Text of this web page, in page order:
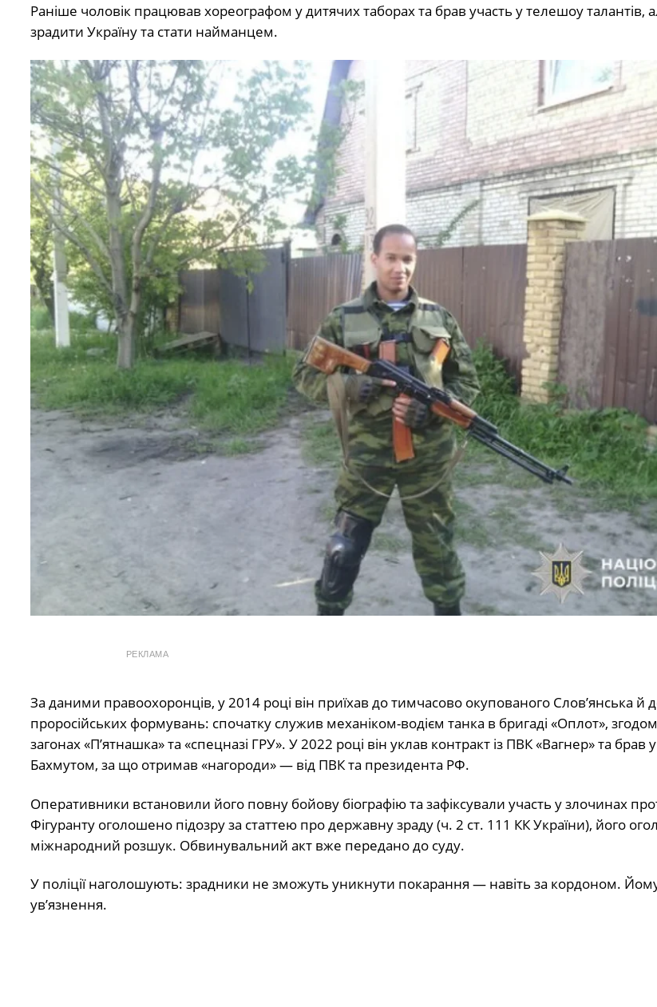
Раніше чоловік працював хореографом у дитячих таборах та брав участь у телешоу талантів,
зрадити Україну та стати найманцем.
РЕКЛАМА
За даними правоохоронців, у 2014 році він приїхав до тимчасово окупованого Слов’янська й
проросійських формувань: спочатку служив механіком-водієм танка в бригаді «Оплот»,
загонах «П’ятнашка» та «спецназі ГРУ». У 2022 році він уклав контракт із ПВК «Вагнер» та брав
Бахмутом, за що отримав «нагороди» — від ПВК та президента РФ.
Оперативники встановили його повну бойову біографію та зафіксували участь у злочинах
Фігуранту оголошено підозру за статтею про державну зраду (ч. 2 ст. 111 КК України), його
міжнародний розшук. Обвинувальний акт вже передано до суду.
У поліції наголошують: зрадники не зможуть уникнути покарання — навіть за кордоном.
ув’язнення.